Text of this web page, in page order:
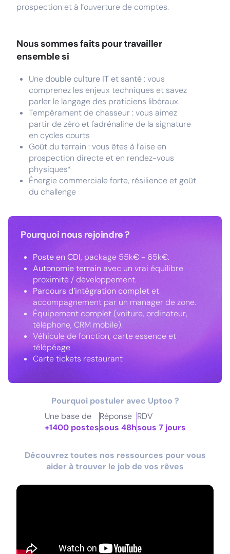
prospection et à l’ouverture de comptes.
Nous sommes faits pour travailler
ensemble si
Une double culture IT et santé: vous
comprenez les enjeux techniques et savez
parler le langage des praticiens libéraux.
Tempérament de chasseur : vous aimez
partir de zéro et l'adrénaline de la signature
en cycles courts
Goût du terrain : vous êtes à l’aise en
prospection directe et en rendez-vous
physiques*
Énergie commerciale forte, résilience et goût
du challenge
Pourquoi nous rejoindre ?
Poste en CDI, package 55k€ - 65k€.
Autonomie terrainavec un vrai équilibre
proximité / développement.
Parcours d’intégration completet
accompagnement par un manager de zone.
Équipement complet (voiture, ordinateur,
téléphone, CRM mobile).
Véhicule de fonction, carte essence et
télépéage
Carte tickets restaurant
Pourquoi postuler avec Uptoo ?
Une base de
+1400 postes
Réponse
sous 48h
RDV
sous 7 jours
Découvrez toutes nos ressources pour vous
aider à trouver le job de vos rêves